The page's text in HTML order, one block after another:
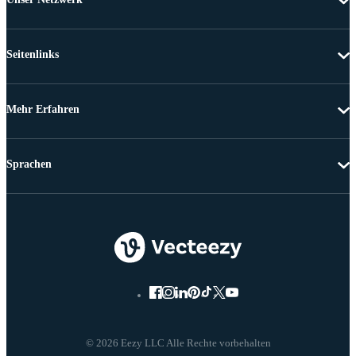
Seitenlinks
Mehr Erfahren
© 2026 Eezy LLC Alle Rechte vorbehalten
Sprachen